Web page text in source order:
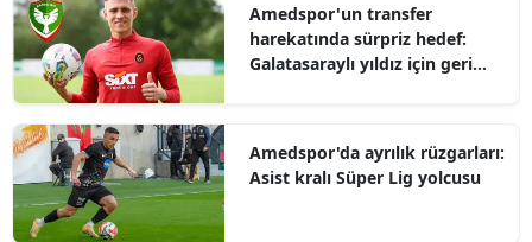
Amedspor'un transfer
harekatında sürpriz hedef:
Galatasaraylı yıldız için geri
Amedspor'da ayrılık rüzgarları:
Asist kralı Süper Lig yolcusu